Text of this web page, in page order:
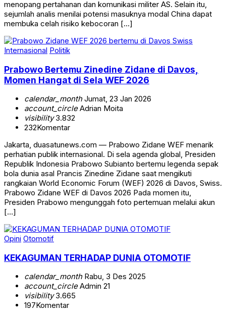
menopang pertahanan dan komunikasi militer AS. Selain itu,
sejumlah analis menilai potensi masuknya modal China dapat
membuka celah risiko kebocoran […]
Internasional Politik
Prabowo Bertemu Zinedine Zidane di Davos,
Momen Hangat di Sela WEF 2026
calendar_monthJumat, 23 Jan 2026
account_circleAdrian Moita
visibility3.832
232Komentar
Jakarta, duasatunews.com — Prabowo Zidane WEF menarik
perhatian publik internasional. Di sela agenda global, Presiden
Republik Indonesia Prabowo Subianto bertemu legenda sepak
bola dunia asal Prancis Zinedine Zidane saat mengikuti
rangkaian World Economic Forum (WEF) 2026 di Davos, Swiss.
Prabowo Zidane WEF di Davos 2026 Pada momen itu,
Presiden Prabowo mengunggah foto pertemuan melalui akun
[…]
Opini Otomotif
KEKAGUMAN TERHADAP DUNIA OTOMOTIF
calendar_monthRabu, 3 Des 2025
account_circleAdmin 21
visibility3.665
197Komentar